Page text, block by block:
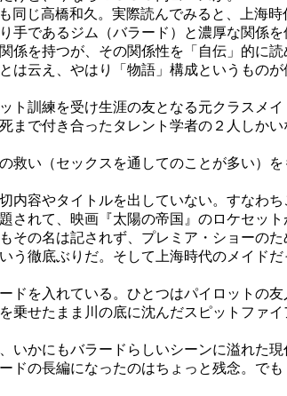
同じ高橋和久。実際読んでみると、上海
であるジム（バラード）と濃厚な関係
係を持つが、その関係性を「自伝」的に
云え、やはり「物語」構成というもの
訓練を受け生涯の友となる元クラスメ
で付き合ったタレント学者の２人しか
い（セックスを通してのことが多い）
容やタイトルを出していない。すなわ
れて、映画『太陽の帝国』のロケセッ
の名は記されず、プレミア・ショーの
徹底ぶりだ。そして上海時代のメイド
を入れている。ひとつはパイロットの
せたまま川の底に沈んだスピットファ
かにもバラードらしいシーンに溢れた
の長編になったのはちょっと残念。でも